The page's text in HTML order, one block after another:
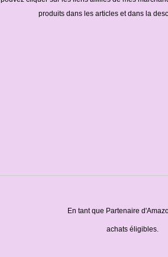
produits dans les articles et dans la
En tant que Partenaire
achats éligibles.